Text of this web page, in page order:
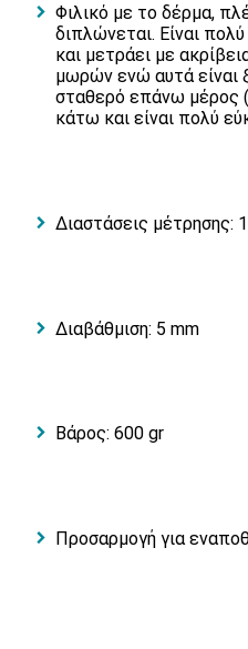
Φιλικό με το δέρμα,
διπλώνεται. Είναι
και μετράει με
μωρών ενώ αυτά είναι
σταθερό επάνω μέρος
κάτω και είναι πολύ
Διαστάσεις μέτρησης:
Διαβάθμιση: 5 mm
Βάρος: 600 gr
Προσαρμογή για